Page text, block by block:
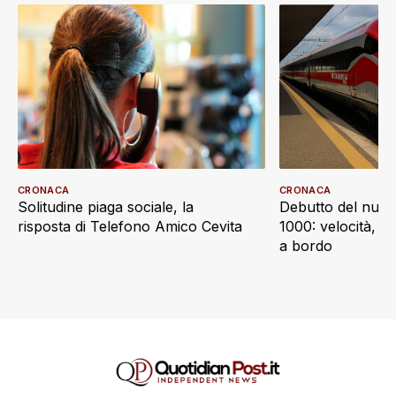
Solitudine piaga sociale, la
risposta di Telefono Amico Cevita
CRONACA
Debutto del
1000: velocità,
a bordo
CRONACA